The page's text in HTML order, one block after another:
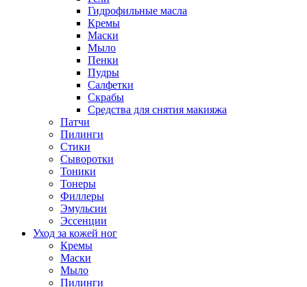
Гидрофильные масла
Кремы
Маски
Мыло
Пенки
Пудры
Салфетки
Скрабы
Средства для снятия макияжа
Патчи
Пилинги
Стики
Сыворотки
Тоники
Тонеры
Филлеры
Эмульсии
Эссенции
Уход за кожей ног
Кремы
Маски
Мыло
Пилинги